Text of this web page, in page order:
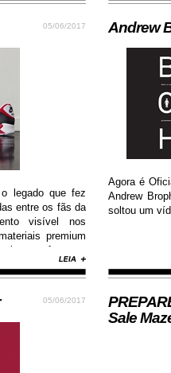
05/06/2017
legado que fez
entre os fãs da
visível nos
premium
conforto e
estilosa e
05/06/2017
Andrew
Agora é
Andrew
soltou um
Sale